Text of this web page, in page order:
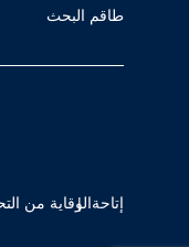
طاقم البحث
إتاحةالوقاية من